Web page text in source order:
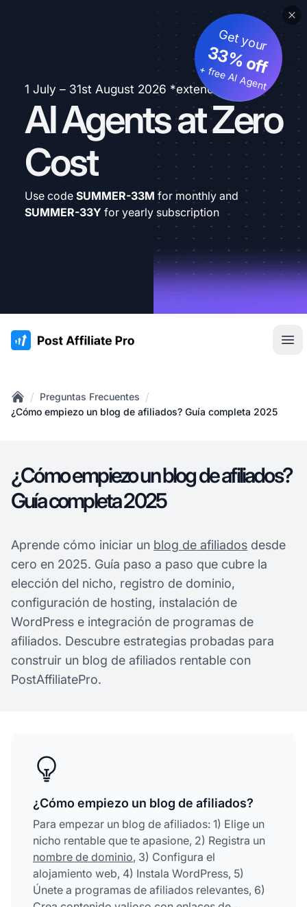
1 July – 31st August 2026 *extended
AI Agents at Zero
Cost
Get your
33% off
+ free AI Agent
Use code SUMMER-33M for monthly and
SUMMER-33Y for yearly subscription
:site.title
Home
/ Preguntas Frecuentes /
¿Cómo empiezo un blog de afiliados? Guía completa 2025
¿Cómo empiezo un blog de afiliados?
Guía completa 2025
Aprende cómo iniciar un blog de afiliados desde
cero en 2025. Guía paso a paso que cubre la
elección del nicho, registro de dominio,
configuración de hosting, instalación de
WordPress e integración de programas de
afiliados. Descubre estrategias probadas para
construir un blog de afiliados rentable con
PostAffiliatePro.
¿Cómo empiezo un blog de afiliados?
Para empezar un blog de afiliados: 1) Elige un
nicho rentable que te apasione, 2) Registra un
nombre de dominio, 3) Configura el
alojamiento web, 4) Instala WordPress, 5)
Únete a programas de afiliados relevantes, 6)